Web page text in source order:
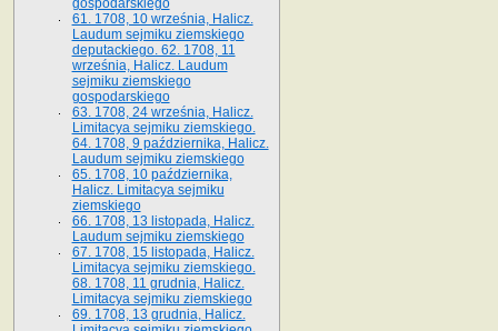
gospodarskiego
61. 1708, 10 września, Halicz.
Laudum sejmiku ziemskiego
deputackiego. 62. 1708, 11
września, Halicz. Laudum
sejmiku ziemskiego
gospodarskiego
63. 1708, 24 września, Halicz.
Limitacya sejmiku ziemskiego.
64. 1708, 9 października, Halicz.
Laudum sejmiku ziemskiego
65­. 1708, 10 października,
Halicz. Limitacya sejmiku
ziemskiego
66. 1708, 13 listopada, Halicz.
Laudum sejmiku ziemskiego
67. 1708, 15 listopada, Halicz.
Limitacya sejmiku ziemskiego.
68. 1708, 11 grudnia, Halicz.
Limitacya sejmiku ziemskiego
69. 1708, 13 grudnia, Halicz.